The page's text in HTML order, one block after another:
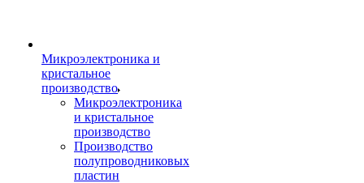
Микроэлектроника и
кристальное
производство
Микроэлектроника
и кристальное
производство
Производство
полупроводниковых
пластин